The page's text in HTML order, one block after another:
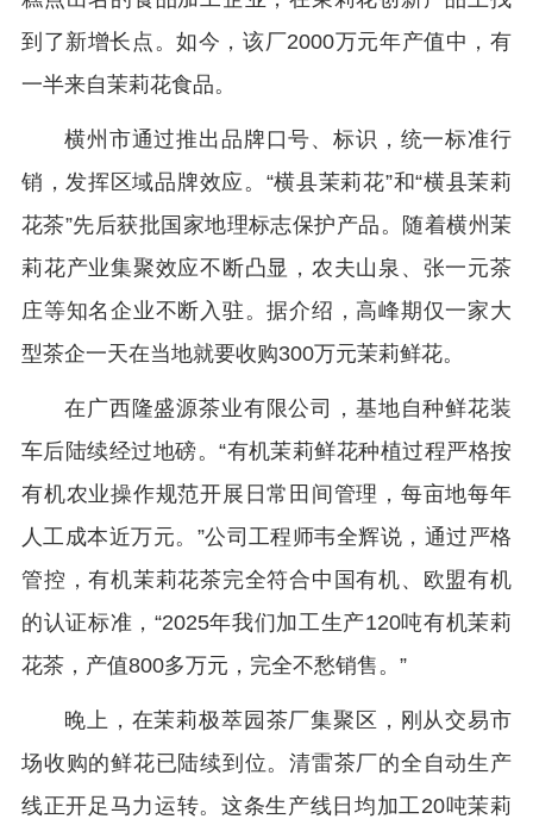
到了新增长点。如今，该厂2000万元年产值中，有
一半来自茉莉花食品。
横州市通过推出品牌口号、标识，统一标准行
销，发挥区域品牌效应。“横县茉莉花”和“横县茉莉
花茶”先后获批国家地理标志保护产品。随着横州茉
莉花产业集聚效应不断凸显，农夫山泉、张一元茶
庄等知名企业不断入驻。据介绍，高峰期仅一家大
型茶企一天在当地就要收购300万元茉莉鲜花。
在广西隆盛源茶业有限公司，基地自种鲜花装
车后陆续经过地磅。“有机茉莉鲜花种植过程严格按
有机农业操作规范开展日常田间管理，每亩地每年
人工成本近万元。”公司工程师韦全辉说，通过严格
管控，有机茉莉花茶完全符合中国有机、欧盟有机
的认证标准，“2025年我们加工生产120吨有机茉莉
花茶，产值800多万元，完全不愁销售。”
晚上，在茉莉极萃园茶厂集聚区，刚从交易市
场收购的鲜花已陆续到位。清雷茶厂的全自动生产
线正开足马力运转。这条生产线日均加工20吨茉莉